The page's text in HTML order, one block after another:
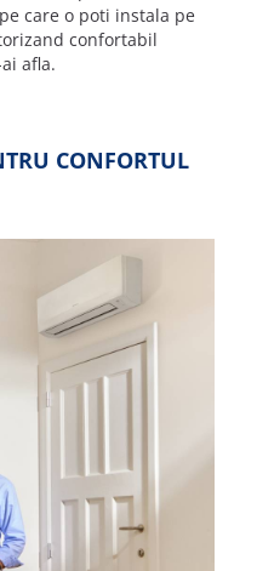
care o poti instala pe
confortabil
afla.
CONFORTUL